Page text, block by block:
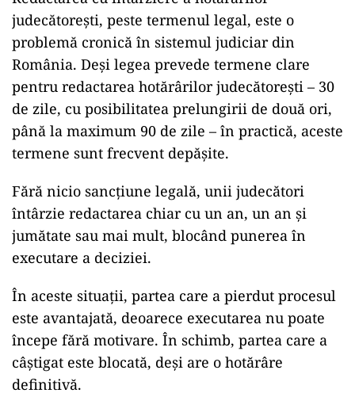
judecătorești, peste termenul legal, este o
problemă cronică în sistemul judiciar din
România. Deși legea prevede termene clare
pentru redactarea hotărârilor judecătorești – 30
de zile, cu posibilitatea prelungirii de două ori,
până la maximum 90 de zile – în practică, aceste
termene sunt frecvent depășite.
Fără nicio sancțiune legală, unii judecători
întârzie redactarea chiar cu un an, un an și
jumătate sau mai mult, blocând punerea în
executare a deciziei.
În aceste situații, partea care a pierdut procesul
este avantajată, deoarece executarea nu poate
începe fără motivare. În schimb, partea care a
câștigat este blocată, deși are o hotărâre
definitivă.